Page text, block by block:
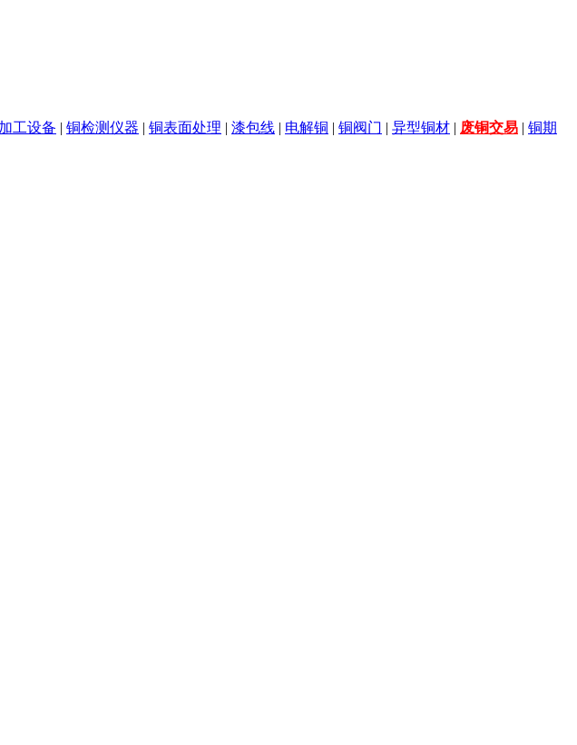
工设备 | 铜检测仪器 | 铜表面处理 | 漆包线 | 电解铜 | 铜阀门 | 异型铜材 | 废铜交易 | 铜期